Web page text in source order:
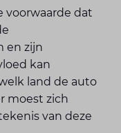
voorwaarde dat
en zijn
kan
land de auto
moest zich
van deze